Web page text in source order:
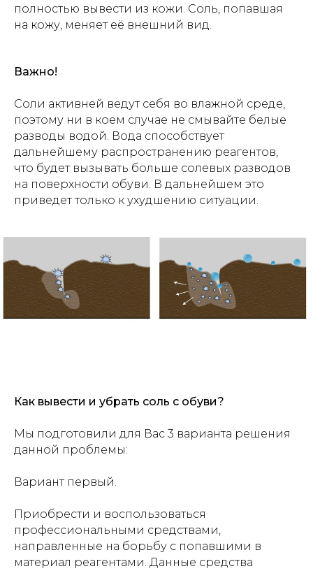
полностью вывести из кожи. Соль, попавшая
на кожу, меняет её внешний вид.
Важно!
Соли активней ведут себя во влажной среде,
поэтому ни в коем случае не смывайте белые
разводы водой. Вода способствует
дальнейшему распространению реагентов,
что будет вызывать больше солевых разводов
на поверхности обуви. В дальнейшем это
приведет только к ухудшению ситуации.
Как вывести и убрать соль с обуви?
Мы подготовили для Вас 3 варианта решения
данной проблемы:
Вариант первый.
Приобрести и воспользоваться
профессиональными средствами,
направленные на борьбу с попавшими в
материал реагентами. Данные средства